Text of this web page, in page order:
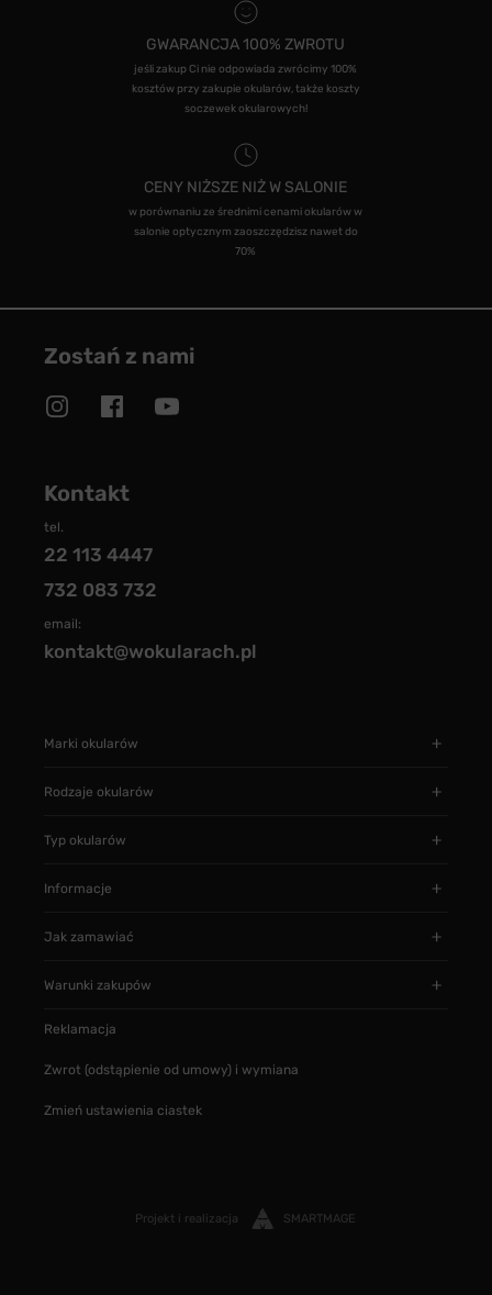
GWARANCJA 100% ZWROTU
jeśli zakup Ci nie odpowiada zwrócimy 100%
kosztów przy zakupie okularów, także koszty
soczewek okularowych!
CENY NIŻSZE NIŻ W SALONIE
w porównaniu ze średnimi cenami okularów w
salonie optycznym zaoszczędzisz nawet do
70%
Zostań z nami
Kontakt
tel.
22 113 4447
732 083 732
email:
kontakt@wokularach.pl
Marki okularów
Rodzaje okularów
Typ okularów
Informacje
Jak zamawiać
Warunki zakupów
Reklamacja
Zwrot (odstąpienie od umowy) i wymiana
Zmień ustawienia ciastek
Projekt i realizacja SMARTMAGE